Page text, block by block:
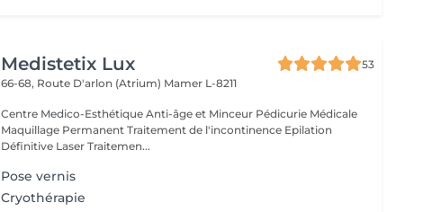
Medistetix Lux
53
66-68, Route D'arlon (Atrium) Mamer L-8211
Centre Medico-Esthétique Anti-âge et Minceur Pédicurie Médicale
Maquillage Permanent Traitement de l'incontinence Epilation
Définitive Laser Traitemen...
Pose vernis
Cryothérapie